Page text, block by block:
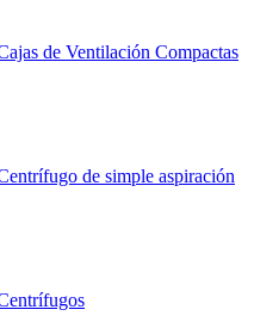
de Ventilación Compactas
de simple aspiración